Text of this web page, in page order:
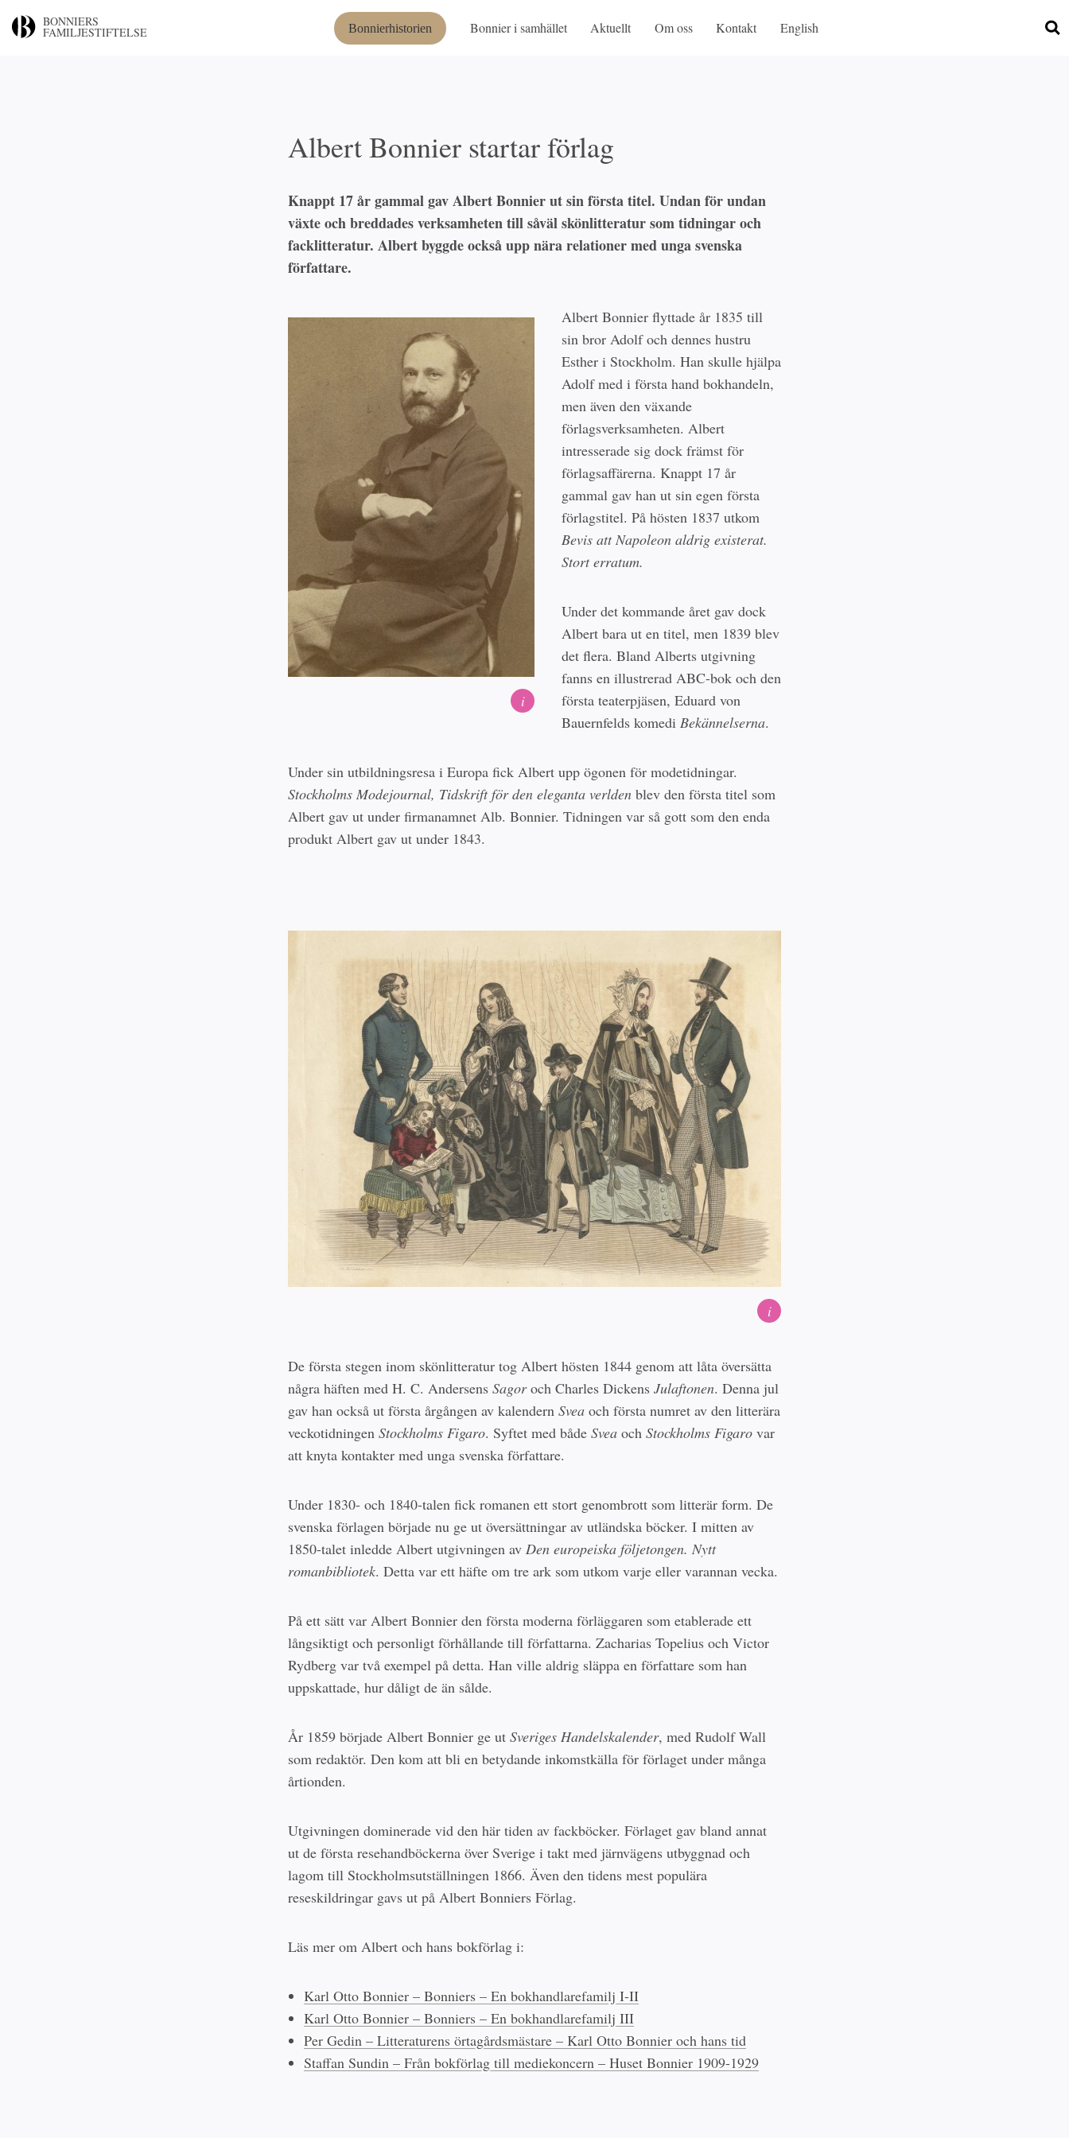
BONNIERS
FAMILJESTIFTELSE Bonnierhistorien Bonnier i samhället Aktuellt Om oss Kontakt English
Albert Bonnier startar förlag
Knappt 17 år gammal gav Albert Bonnier ut sin första titel. Undan för undan
växte och breddades verksamheten till såväl skönlitteratur som tidningar och
facklitteratur. Albert byggde också upp nära relationer med unga svenska
författare.
i
Albert Bonnier flyttade år 1835 till
sin bror Adolf och dennes hustru
Esther i Stockholm. Han skulle hjälpa
Adolf med i första hand bokhandeln,
men även den växande
förlagsverksamheten. Albert
intresserade sig dock främst för
förlagsaffärerna. Knappt 17 år
gammal gav han ut sin egen första
förlagstitel. På hösten 1837 utkom
Bevis att Napoleon aldrig existerat.
Stort erratum.
Under det kommande året gav dock
Albert bara ut en titel, men 1839 blev
det flera. Bland Alberts utgivning
fanns en illustrerad ABC-bok och den
första teaterpjäsen, Eduard von
Bauernfelds komedi Bekännelserna.
Under sin utbildningsresa i Europa fick Albert upp ögonen för modetidningar.
Stockholms Modejournal, Tidskrift för den eleganta verlden blev den första titel som
Albert gav ut under firmanamnet Alb. Bonnier. Tidningen var så gott som den enda
produkt Albert gav ut under 1843.
i
De första stegen inom skönlitteratur tog Albert hösten 1844 genom att låta översätta
några häften med H. C. Andersens Sagoroch Charles Dickens Julaftonen. Denna jul
gav han också ut första årgången av kalendern Svea och första numret av den litterära
veckotidningen Stockholms Figaro. Syftet med både Svea och Stockholms Figaro var
att knyta kontakter med unga svenska författare.
Under 1830- och 1840-talen fick romanen ett stort genombrott som litterär form. De
svenska förlagen började nu ge ut översättningar av utländska böcker. I mitten av
1850-talet inledde Albert utgivningen av Den europeiska följetongen. Nytt
romanbibliotek. Detta var ett häfte om tre ark som utkom varje eller varannan vecka.
På ett sätt var Albert Bonnier den första moderna förläggaren som etablerade ett
långsiktigt och personligt förhållande till författarna. Zacharias Topelius och Victor
Rydberg var två exempel på detta. Han ville aldrig släppa en författare som han
uppskattade, hur dåligt de än sålde.
År 1859 började Albert Bonnier ge ut Sveriges Handelskalender, med Rudolf Wall
som redaktör. Den kom att bli en betydande inkomstkälla för förlaget under många
årtionden.
Utgivningen dominerade vid den här tiden av fackböcker. Förlaget gav bland annat
ut de första resehandböckerna över Sverige i takt med järnvägens utbyggnad och
lagom till Stockholmsutställningen 1866. Även den tidens mest populära
reseskildringar gavs ut på Albert Bonniers Förlag.
Läs mer om Albert och hans bokförlag i:
Karl Otto Bonnier – Bonniers – En bokhandlarefamilj I-II
Karl Otto Bonnier – Bonniers – En bokhandlarefamilj III
Per Gedin – Litteraturens örtagårdsmästare – Karl Otto Bonnier och hans tid
Staffan Sundin – Från bokförlag till mediekoncern – Huset Bonnier 1909-1929